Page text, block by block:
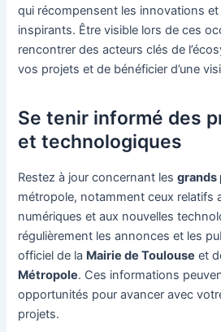
qui récompensent les innovations et
inspirants. Être visible lors de ces
rencontrer des acteurs clés de
vos projets et de bénéficier d’une
Se tenir informé des
et technologiques
Restez à jour concernant lesgrands
métropole, notamment ceux relatifs
numériques et aux nouvelles
régulièrement les annonces et les
officiel de la Mairie de Toulouse et
Métropole. Ces informations
opportunités pour avancer avec
projets.